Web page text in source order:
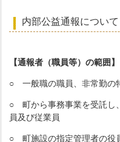
内部公益通報について
【通報者（職員等）の範囲】
○ 一般職の職員、非常勤の
○ 町から事務事業を受託し
員及び従業員
○ 町施設の指定管理者の役